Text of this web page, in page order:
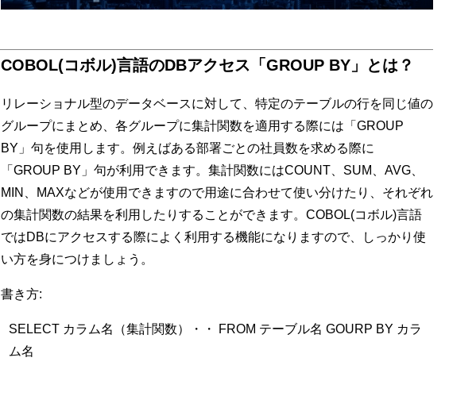
COBOL(コボル)言語のDBアクセス「GROUP BY」とは？
リレーショナル型のデータベースに対して、特定のテーブルの行を同じ値の
グループにまとめ、各グループに集計関数を適用する際には「GROUP
BY」句を使用します。例えばある部署ごとの社員数を求める際に
「GROUP BY」句が利用できます。集計関数にはCOUNT、SUM、AVG、
MIN、MAXなどが使用できますので用途に合わせて使い分けたり、それぞれ
の集計関数の結果を利用したりすることができます。COBOL(コボル)言語
ではDBにアクセスする際によく利用する機能になりますので、しっかり使
い方を身につけましょう。
書き方:
SELECT カラム名（集計関数）・・ FROM テーブル名 GOURP BY カラ
ム名